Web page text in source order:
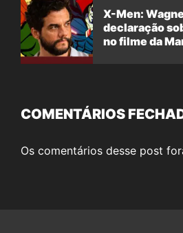
X-Men:
declaração
no filme da
COMENTÁRIOS
Os comentários desse post